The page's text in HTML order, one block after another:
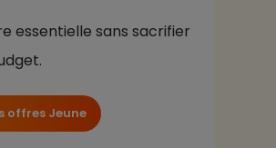
essentielle sans sacrifier
offres Jeune